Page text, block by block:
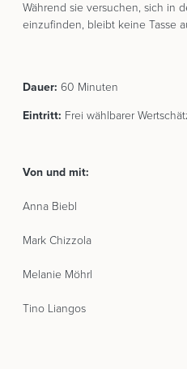
Während sie versuchen, sich in
einzufinden, bleibt keine Tasse
Dauer: 60 Minuten
Eintritt: Frei wählbarer
Von und mit:
Anna Biebl
Mark Chizzola
Melanie Möhrl
Tino Liangos